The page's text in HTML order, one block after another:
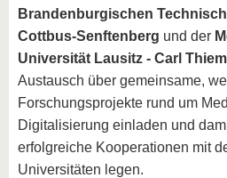
Brandenburgischen
Cottbus-Senftenberg und der
Universität Lausitz - Carl Thiem
Austausch über gemeinsame,
Forschungsprojekte rund um
Digitalisierung einladen und
erfolgreiche Kooperationen mit
Universitäten legen.